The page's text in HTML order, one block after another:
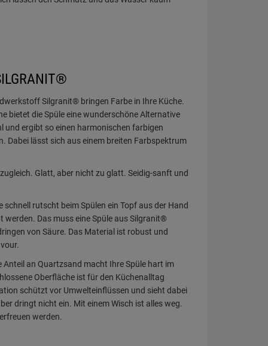
Silgranit® bringen Farbe in Ihre Küche.
bietet die Spüle eine wunderschöne Alternative
und ergibt so einen harmonischen farbigen
Dabei lässt sich aus einem breiten Farbspektrum
Glatt, aber nicht zu glatt. Seidig-sanft und
schnell rutscht beim Spülen ein Topf aus der Hand
werden. Das muss eine Spüle aus Silgranit®
von Säure. Das Material ist robust und
Anteil an Quartzsand macht Ihre Spüle hart im
Oberfläche ist für den Küchenalltag
schützt vor Umwelteinflüssen und sieht dabei
dringt nicht ein. Mit einem Wisch ist alles weg.
werden.